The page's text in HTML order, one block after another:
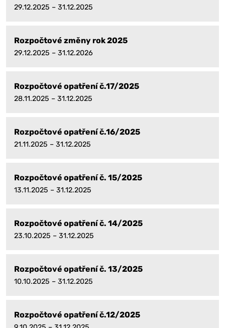
29.12.2025 – 31.12.2025
Rozpočtové změny rok 2025
29.12.2025 – 31.12.2026
Rozpočtové opatření č.17/2025
28.11.2025 – 31.12.2025
Rozpočtové opatření č.16/2025
21.11.2025 – 31.12.2025
Rozpočtové opatření č. 15/2025
13.11.2025 – 31.12.2025
Rozpočtové opatření č. 14/2025
23.10.2025 – 31.12.2025
Rozpočtové opatření č. 13/2025
10.10.2025 – 31.12.2025
Rozpočtové opatření č.12/2025